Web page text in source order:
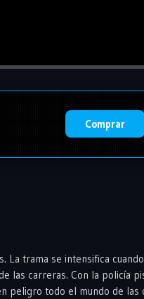
Comprar
La trama se intensifica
las carreras. Con la policía
peligro todo el mundo de las